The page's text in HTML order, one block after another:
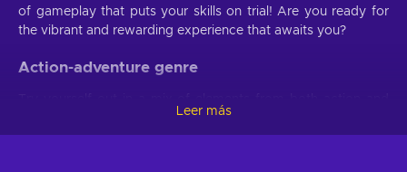
of gameplay that puts your skills on trial! Are you ready for
the vibrant and rewarding experience that awaits you?
Action-adventure genre
adventure game genres. Ankora: Lost Days Xbox Live key
can provide you with a compelling storyline in which you’ll
Leer más